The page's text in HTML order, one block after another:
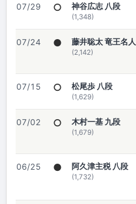
07/29 ○ 神谷広志 八段
(1,348)
07/24 ● 藤井聡太 竜王名人
(2,142)
07/15 ○ 松尾歩 八段
(1,629)
07/02 ○ 木村一基 九段
(1,679)
06/25 ● 阿久津主税 八段
(1,732)